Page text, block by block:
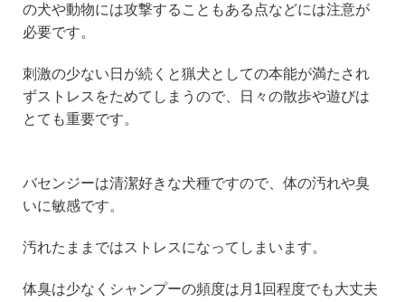
の犬や動物には攻撃することもある点などには注意が
必要です。
刺激の少ない日が続くと猟犬としての本能が満たされ
ずストレスをためてしまうので、日々の散歩や遊びは
とても重要です。
バセンジーは清潔好きな犬種ですので、体の汚れや臭
いに敏感です。
汚れたままではストレスになってしまいます。
体臭は少なくシャンプーの頻度は月1回程度でも大丈夫